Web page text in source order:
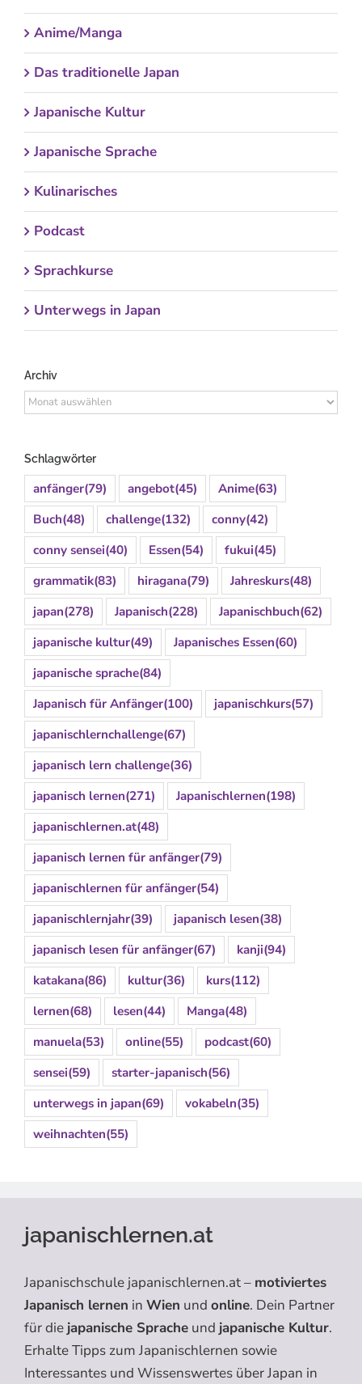
Anime/Manga
Das traditionelle Japan
Japanische Kultur
Japanische Sprache
Kulinarisches
Podcast
Sprachkurse
Unterwegs in Japan
Archiv
Archiv
Schlagwörter
anfänger(79) angebot(45) Anime(63)
Buch(48) challenge(132) conny(42)
conny sensei(40) Essen(54) fukui(45)
grammatik(83) hiragana(79) Jahreskurs(48)
japan(278) Japanisch(228) Japanischbuch(62)
japanische kultur(49) Japanisches Essen(60)
japanische sprache(84)
Japanisch für Anfänger(100) japanischkurs(57)
japanischlernchallenge(67)
japanisch lern challenge(36)
japanisch lernen(271) Japanischlernen(198)
japanischlernen.at(48)
japanisch lernen für anfänger(79)
japanischlernen für anfänger(54)
japanischlernjahr(39) japanisch lesen(38)
japanisch lesen für anfänger(67) kanji(94)
katakana(86) kultur(36) kurs(112)
lernen(68) lesen(44) Manga(48)
manuela(53) online(55) podcast(60)
sensei(59) starter-japanisch(56)
unterwegs in japan(69) vokabeln(35)
weihnachten(55)
japanischlernen.at
Japanischschule japanischlernen.at – motiviertes
Japanisch lernen in Wien und online. Dein Partner
für die japanische Sprache und japanische Kultur.
Erhalte Tipps zum Japanischlernen sowie
Interessantes und Wissenswertes über Japan in